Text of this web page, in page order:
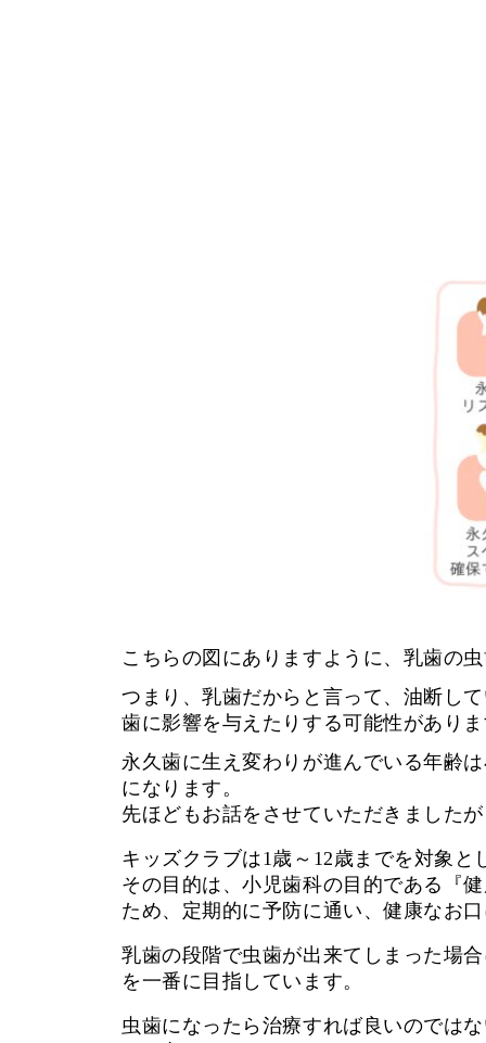
こちらの図にありますように、乳歯の
つまり、乳歯だからと言って、油断し
歯に影響を与えたりする可能性があり
永久歯に生え変わりが進んでいる年齢
になります。
先ほどもお話をさせていただきました
キッズクラブは1歳～12歳までを対象と
その目的は、小児歯科の目的である『
ため、定期的に予防に通い、健康なお
乳歯の段階で虫歯が出来てしまった場
を一番に目指しています。
虫歯になったら治療すれば良いのでは